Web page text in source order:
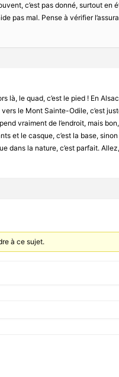
c’est pas donné, surtout
pas mal. Pense à vérifier
là, le quad, c’est le pied ! En
le Mont Sainte-Odile, c’est
vraiment de l’endroit, mais
et le casque, c’est la base,
dans la nature, c’est parfait.
à ce sujet.